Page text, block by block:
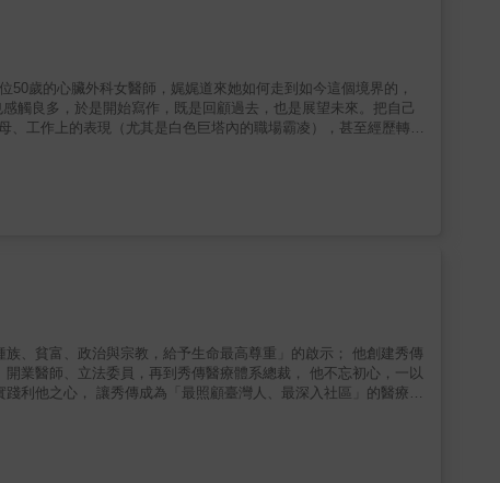
歲的心臟外科女醫師，娓娓道來她如何走到如今這個境界的，
觸良多，於是開始寫作，既是回顧過去，也是展望未來。把自己
工作上的表現（尤其是白色巨塔內的職場霸凌），甚至經歷轉換
這些年的經歷分享給中年人，並傳授給年輕人，以彌補「當年
不是完美的，但不完美的我們還是長大了、變老了，千萬不要因
、貧富、政治與宗教，給予生命最高尊重」的啟示； 他創建秀傳
業醫師、立法委員，再到秀傳醫療體系總裁， 他不忘初心，一以
國家看診，連續擔任三屆彰化立法委員，並邀集多位立委創立
大規模的彰濱秀傳醫院，黃明和也從醫師、院長變成醫療體系的